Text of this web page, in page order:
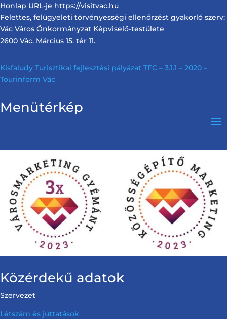
Honlap URL-je https://visitvac.hu
Felettes, felügyeleti törvényességi ellenőrzést gyakorló szerv:
Vác Város Önkormányzat Képviselő-testülete
2600 Vác. Március 15. tér 11.
Kisfaludy Turisztikai fejlesztési pályázat TFC – 3.1.1 – 2020 –
Tourinform Vác
Menütérkép
Közérdekű adatok
Szervezet
Létszám és juttatások